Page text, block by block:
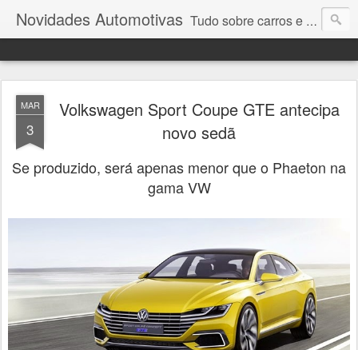
Novidades Automotivas Tudo sobre carros e motores
MAR
3
Volkswagen Sport Coupe GTE antecipa
novo sedã
Se produzido, será apenas menor que o Phaeton na
gama VW